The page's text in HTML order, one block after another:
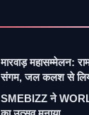
मारवाड़ महासम्मेलन:
संगम, जल कलश से
SMEBIZZ ने